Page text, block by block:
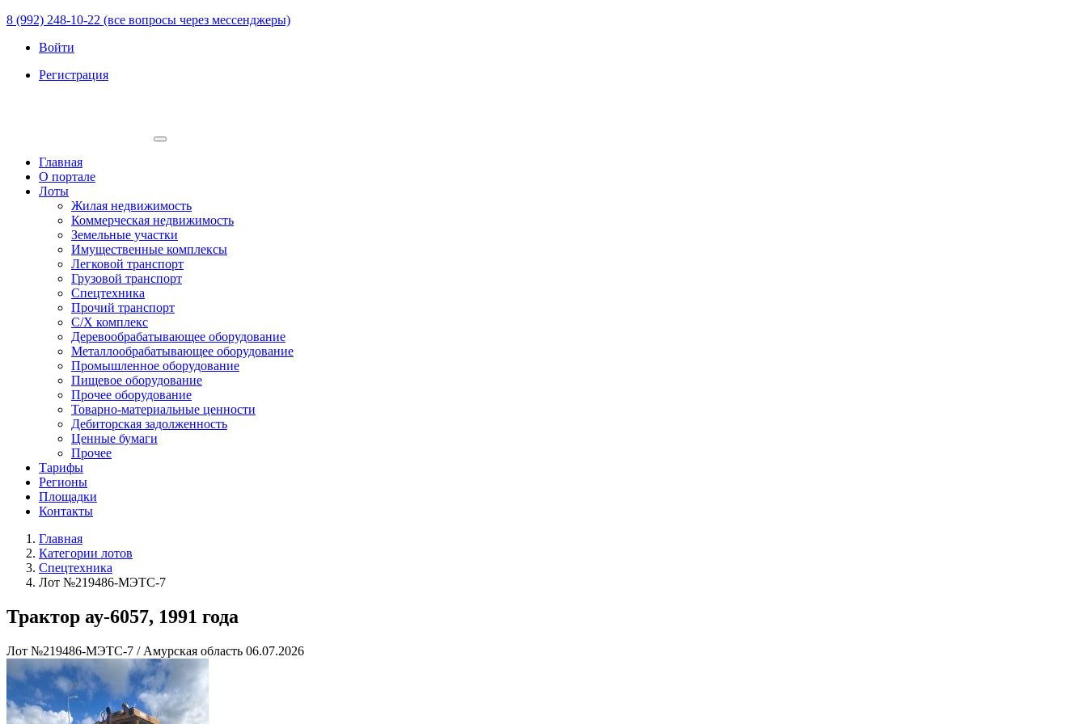
8 (992) 248-10-22 (все вопросы через мессенджеры)
Войти
Регистрация
Главная
О портале
Лоты
Жилая недвижимость
Коммерческая недвижимость
Земельные участки
Имущественные комплексы
Легковой транспорт
Грузовой транспорт
Спецтехника
Прочий транспорт
С/Х комплекс
Деревообрабатывающее оборудование
Металлообрабатывающее оборудование
Промышленное оборудование
Пищевое оборудование
Прочее оборудование
Товарно-материальные ценности
Дебиторская задолженность
Ценные бумаги
Прочее
Тарифы
Регионы
Площадки
Контакты
Главная
Категории лотов
Спецтехника
Лот №219486-МЭТС-7
Трактор ау-6057, 1991 года
Лот №219486-МЭТС-7 / Амурская область 06.07.2026